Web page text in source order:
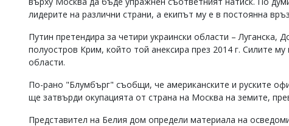
лидерите на различни страни, а екипът му е в постоянна
Путин претендира за четири украински области – Луганска,
полуостров Крим, който той анексира през 2014 г. Силите
области.
По-рано "Блумбърг" съобщи, че американските и руските
ще затвърди окупацията от страна на Москва на земите,
Представител на Белия дом определи материала на